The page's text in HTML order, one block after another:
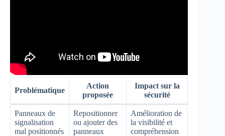
Problématique
Action
proposée
Impact sur la
sécurité
Panneaux de
signalisation
mal positionnés
Repositionner
ou ajouter des
panneaux
Amélioration de
la visibilité et
compréhension